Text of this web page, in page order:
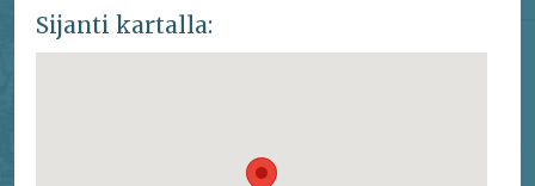
Sijanti kartalla: